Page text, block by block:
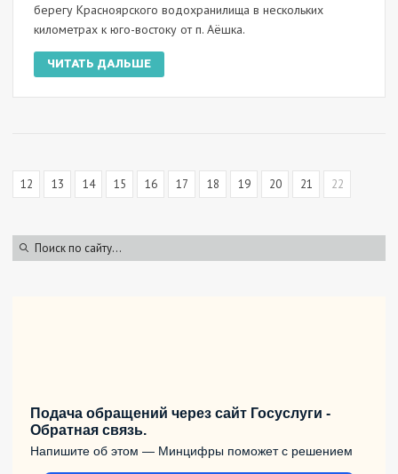
берегу Красноярского водохранилища в нескольких
километрах к юго-востоку от п. Аёшка.
ЧИТАТЬ ДАЛЬШЕ
12 13 14 15 16 17 18 19 20 21 22
Подача обращений через сайт Госуслуги -
Обратная связь.
Напишите об этом — Минцифры поможет с решением